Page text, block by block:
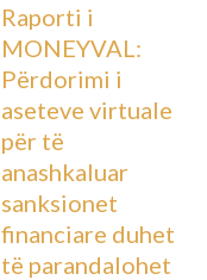
Raporti i
MONEYVAL:
Përdorimi i
aseteve virtuale
për të
anashkaluar
sanksionet
financiare duhet
të parandalohet